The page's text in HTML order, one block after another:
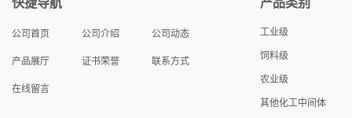
快捷导航
公司首页 公司介绍 公司动态
产品展厅 证书荣誉 联系方式
在线留言
产品类别
工业级
饲料级
农业级
其他化工中间体